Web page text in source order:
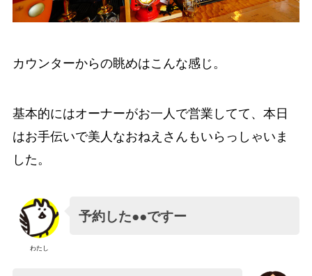
カウンターからの眺めはこんな感じ。
基本的にはオーナーがお一人で営業してて、本日
はお手伝いで美人なおねえさんもいらっしゃいま
した。
わたし
予約した●●ですー